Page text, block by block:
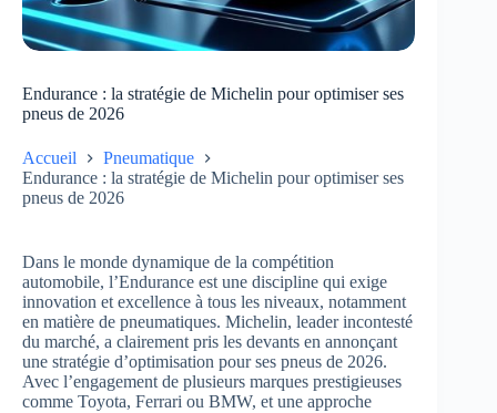
Endurance : la stratégie de Michelin pour optimiser ses
pneus de 2026
Accueil
Pneumatique
Endurance : la stratégie de Michelin pour optimiser ses
pneus de 2026
Dans le monde dynamique de la compétition
automobile, l’Endurance est une discipline qui exige
innovation et excellence à tous les niveaux, notamment
en matière de pneumatiques. Michelin, leader incontesté
du marché, a clairement pris les devants en annonçant
une stratégie d’optimisation pour ses pneus de 2026.
Avec l’engagement de plusieurs marques prestigieuses
comme Toyota, Ferrari ou BMW, et une approche